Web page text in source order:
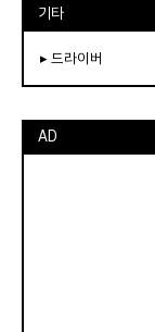
기타
▸ 드라이버
AD